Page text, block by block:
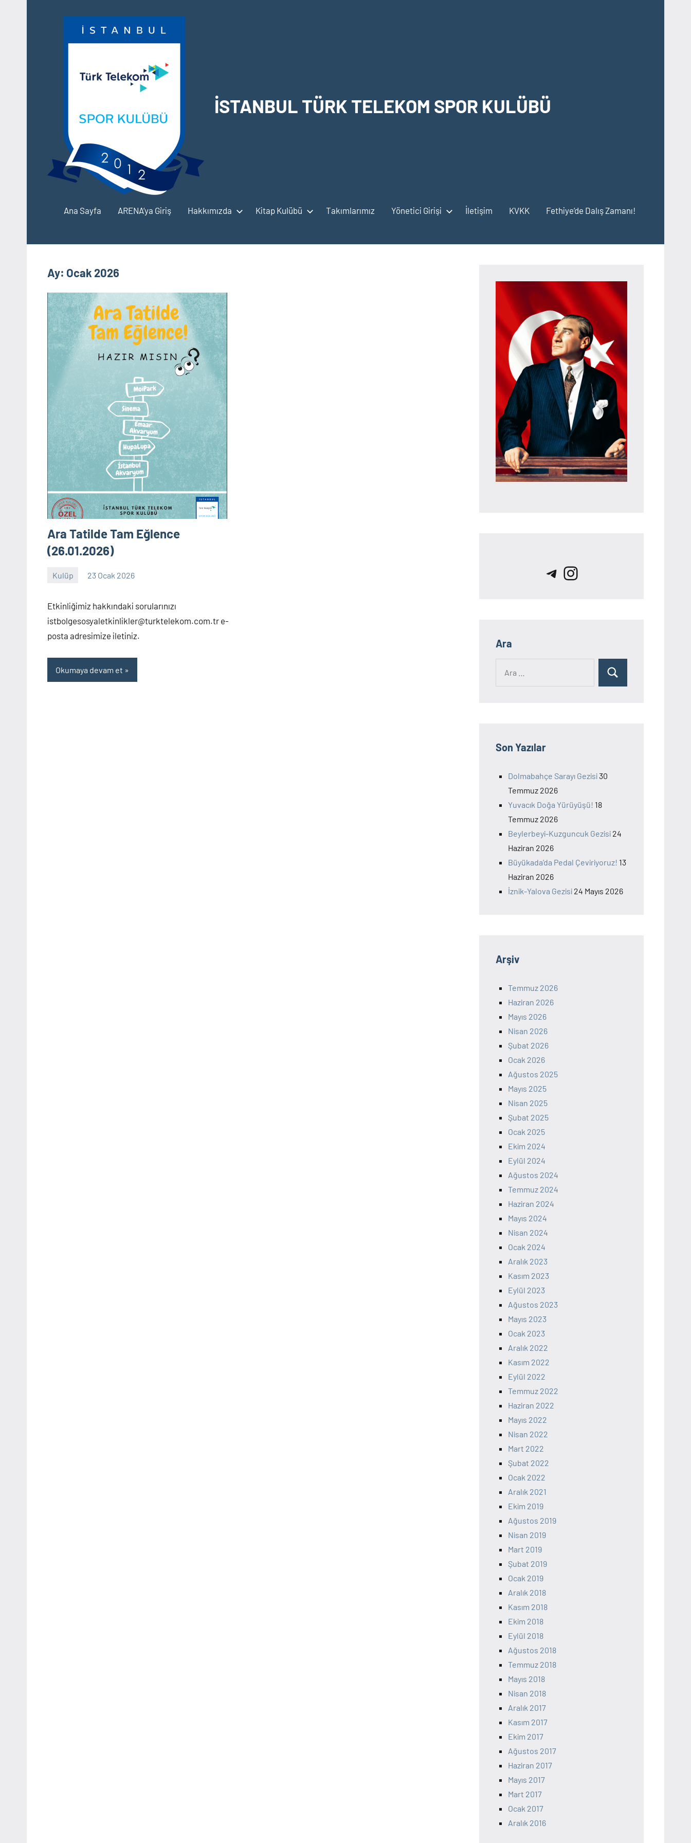
İSTANBUL TÜRK TELEKOM SPOR KULÜBÜ
Ana Sayfa ARENA’ya Giriş Hakkımızda Kitap Kulübü Takımlarımız Yönetici Girişi İletişim KVKK Fethiye’de Dalış Zamanı!
Ay: Ocak 2026
Ara Tatilde Tam Eğlence
(26.01.2026)
Kulüp 23 Ocak 2026
Yorum
Etkinliğimiz hakkındaki sorularınızı
istbolgesosyaletkinlikler@turktelekom.com.tr e-
posta adresimize iletiniz.
Okumaya devam et
Telegram
Instagram
Ara
Ara
Son Yazılar
Dolmabahçe Sarayı Gezisi 30
Temmuz 2026
Yuvacık Doğa Yürüyüşü! 18
Temmuz 2026
Beylerbeyi-Kuzguncuk Gezisi 24
Haziran 2026
Büyükada’da Pedal Çeviriyoruz! 13
Haziran 2026
İznik-Yalova Gezisi 24 Mayıs 2026
Arşiv
Temmuz 2026
Haziran 2026
Mayıs 2026
Nisan 2026
Şubat 2026
Ocak 2026
Ağustos 2025
Mayıs 2025
Nisan 2025
Şubat 2025
Ocak 2025
Ekim 2024
Eylül 2024
Ağustos 2024
Temmuz 2024
Haziran 2024
Mayıs 2024
Nisan 2024
Ocak 2024
Aralık 2023
Kasım 2023
Eylül 2023
Ağustos 2023
Mayıs 2023
Ocak 2023
Aralık 2022
Kasım 2022
Eylül 2022
Temmuz 2022
Haziran 2022
Mayıs 2022
Nisan 2022
Mart 2022
Şubat 2022
Ocak 2022
Aralık 2021
Ekim 2019
Ağustos 2019
Nisan 2019
Mart 2019
Şubat 2019
Ocak 2019
Aralık 2018
Kasım 2018
Ekim 2018
Eylül 2018
Ağustos 2018
Temmuz 2018
Mayıs 2018
Nisan 2018
Aralık 2017
Kasım 2017
Ekim 2017
Ağustos 2017
Haziran 2017
Mayıs 2017
Mart 2017
Ocak 2017
Aralık 2016